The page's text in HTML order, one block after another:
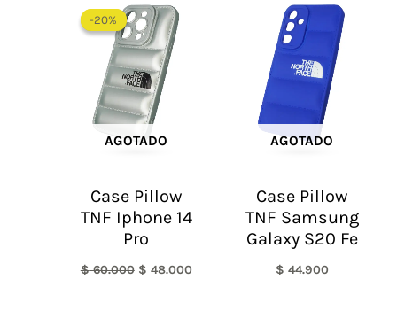
-20%
AGOTADO
-20%
Case Pillow
TNF Iphone 14
Pro
$60.000
precio
original
era:
$ 60.000.
$ 48.000
AGOTADO
Case Pillow
TNF Samsung
Galaxy S20 Fe
$ 44.900